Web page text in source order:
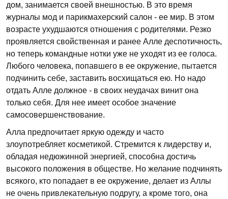
дом, занимается своей внешностью. В это время
журналы мод и парикмахерский салон - ее мир. В этом
возрасте ухудшаются отношения с родителями. Резко
проявляется свойственная и ранее Алле деспотичность,
но теперь командные нотки уже не уходят из ее голоса.
Любого человека, попавшего в ее окружение, пытается
подчинить себе, заставить восхищаться ею. Но надо
отдать Алле должное - в своих неудачах винит она
только себя. Для нее имеет особое значение
самосовершенствование.
Алла предпочитает яркую одежду и часто
злоупотребляет косме­тикой. Стремится к лидерству и,
обладая недюжинной энергией, способна достичь
высокого положения в обществе. Но желание подчинять
всякого, кто попадает в ее окружение, делает из Аллы
не очень привлекательную подругу, а кроме того, она